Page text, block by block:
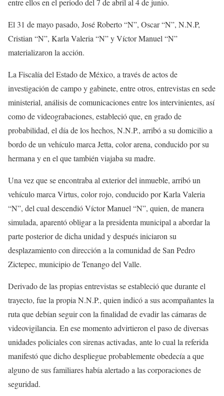
entre ellos en el periodo del 7 de abril al 4 de junio.
El 31 de mayo pasado, José Roberto “N”, Oscar “N”, N.N.P,
Cristian “N”, Karla Valeria “N” y Víctor Manuel “N”
materializaron la acción.
La Fiscalía del Estado de México, a través de actos de
investigación de campo y gabinete, entre otros, entrevistas en sede
ministerial, análisis de comunicaciones entre los intervinientes, así
como de videograbaciones, estableció que, en grado de
probabilidad, el día de los hechos, N.N.P., arribó a su domicilio a
bordo de un vehículo marca Jetta, color arena, conducido por su
hermana y en el que también viajaba su madre.
Una vez que se encontraba al exterior del inmueble, arribó un
vehículo marca Virtus, color rojo, conducido por Karla Valeria
“N”, del cual descendió Víctor Manuel “N”, quien, de manera
simulada, aparentó obligar a la presidenta municipal a abordar la
parte posterior de dicha unidad y después iniciaron su
desplazamiento con dirección a la comunidad de San Pedro
Zictepec, municipio de Tenango del Valle.
Derivado de las propias entrevistas se estableció que durante el
trayecto, fue la propia N.N.P., quien indicó a sus acompañantes la
ruta que debían seguir con la finalidad de evadir las cámaras de
videovigilancia. En ese momento advirtieron el paso de diversas
unidades policiales con sirenas activadas, ante lo cual la referida
manifestó que dicho despliegue probablemente obedecía a que
alguno de sus familiares había alertado a las corporaciones de
seguridad.